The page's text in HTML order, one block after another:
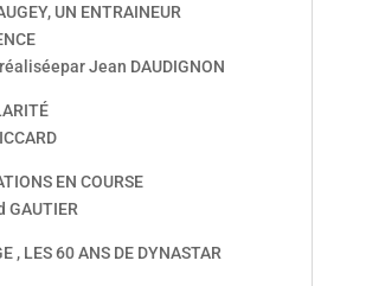
UN ENTRAINEUR
Jean DAUDIGNON
EN COURSE
GAUTIER
, LES 60 ANS DE DYNASTAR